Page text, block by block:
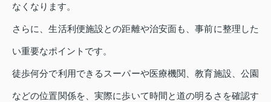
なくなります。
さらに、生活利便施設との距離や治安面も、事前に整理した
い重要なポイントです。
徒歩何分で利用できるスーパーや医療機関、教育施設、公園
などの位置関係を、実際に歩いて時間と道の明るさを確認す